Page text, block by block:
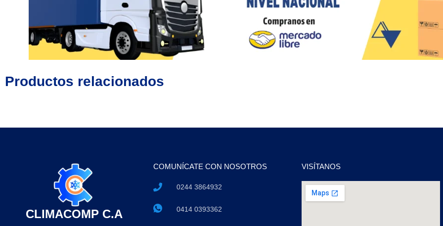
Productos relacionados
CLIMACOMP C.A
COMUNÍCATE CON NOSOTROS
0244 3864932
0414 0393362
VISÍTANOS